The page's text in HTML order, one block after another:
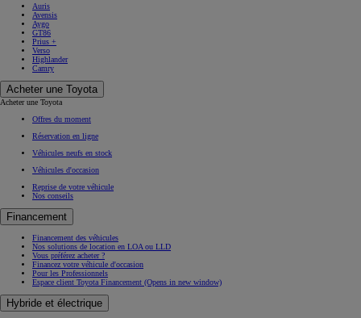
Auris
Avensis
Aygo
GT86
Prius +
Verso
Highlander
Camry
Acheter une Toyota
Acheter une Toyota
Offres du moment
Réservation en ligne
Véhicules neufs en stock
Véhicules d'occasion
Reprise de votre véhicule
Nos conseils
Financement
Financement des véhicules
Nos solutions de location en LOA ou LLD
Vous préférez acheter ?
Financez votre véhicule d'occasion
Pour les Professionnels
Espace client Toyota Financement (Opens in new window)
Hybride et électrique